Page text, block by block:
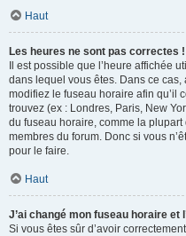
Haut
Les heures ne sont pas correctes !
Il est possible que l’heure affichée
dans lequel vous êtes. Dans ce cas,
modifiez le fuseau horaire afin qu’il
trouvez (ex : Londres, Paris, New
du fuseau horaire, comme la plupart
membres du forum. Donc si vous
pour le faire.
Haut
J’ai changé mon fuseau horaire
Si vous êtes sûr d’avoir